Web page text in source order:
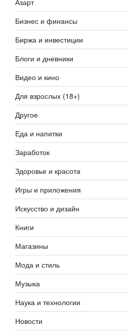
Азарт
Бизнес и финансы
Биржа и инвестиции
Блоги и дневники
Видео и кино
Для взрослых (18+)
Другое
Еда и напитки
Заработок
Здоровье и красота
Игры и приложения
Искусство и дизайн
Книги
Магазины
Мода и стиль
Музыка
Наука и технологии
Новости